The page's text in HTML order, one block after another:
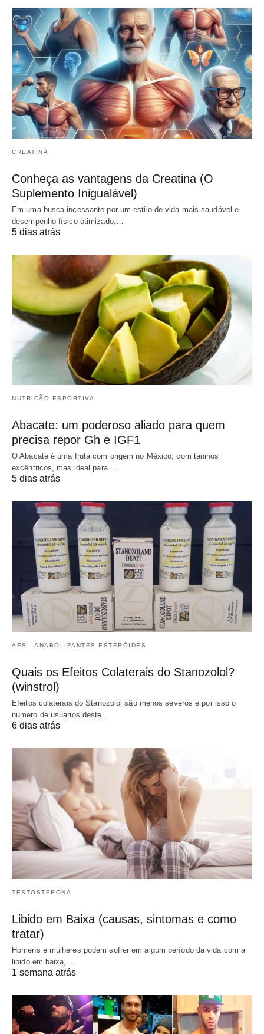
CREATINA
Conheça as vantagens da Creatina (O
Suplemento Inigualável)
Em uma busca incessante por um estilo de vida mais saudável e
desempenho físico otimizado,…
5 dias atrás
NUTRIÇÃO ESPORTIVA
Abacate: um poderoso aliado para quem
precisa repor Gh e IGF1
O Abacate é uma fruta com origem no México, com taninos
excêntricos, mas ideal para…
5 dias atrás
AES - ANABOLIZANTES ESTERÓIDES
Quais os Efeitos Colaterais do Stanozolol?
(winstrol)
Efeitos colaterais do Stanozolol são menos severos e por isso o
número de usuários deste…
6 dias atrás
TESTOSTERONA
Libido em Baixa (causas, sintomas e como
tratar)
Homens e mulheres podem sofrer em algum período da vida com a
libido em baixa,…
1 semana atrás